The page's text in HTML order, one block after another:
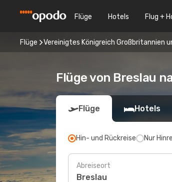
Flüge Hotels Flug +
Flüge Vereinigtes Königreich Großbritannien
Flüge von Breslau
Flüge Hotels
Hin- und Rückreise Nur
Abreiseort